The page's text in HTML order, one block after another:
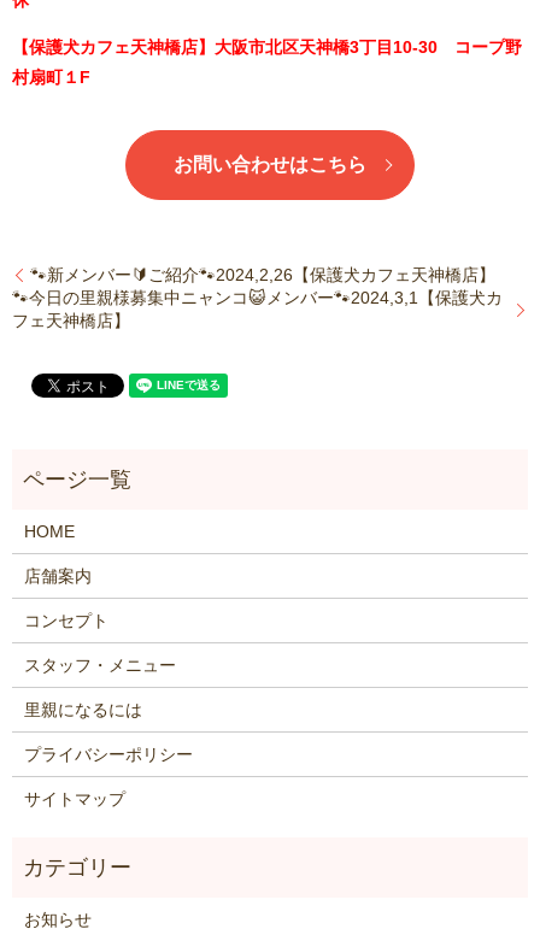
【保護犬カフェ天神橋店】大阪市北区天神橋3丁目10-30 コープ野
村扇町１F
お問い合わせはこちら
🐾新メンバー🔰ご紹介🐾2024,2,26【保護犬カフェ天神橋店】
🐾今日の里親様募集中ニャンコ😺メンバー🐾2024,3,1【保護犬カ
フェ天神橋店】
HOME
店舗案内
コンセプト
スタッフ・メニュー
里親になるには
プライバシーポリシー
サイトマップ
お知らせ